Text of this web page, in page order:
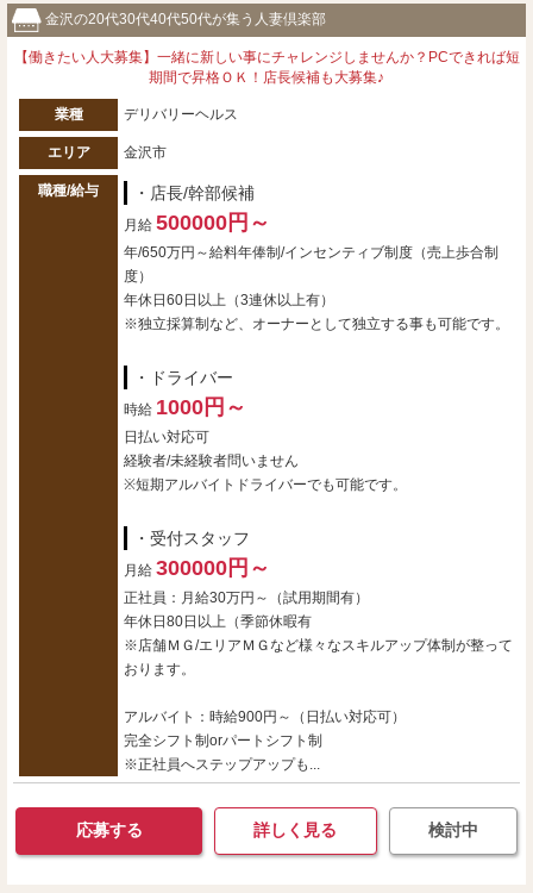
金沢の20代30代40代50代が集う人妻倶楽部
【働きたい人大募集】一緒に新しい事にチャレンジしませんか？PCできれば短
期間で昇格ＯＫ！店長候補も大募集♪
業種 デリバリーヘルス
エリア 金沢市
職種/給与 ・店長/幹部候補
月給 500000円～
年/650万円～給料年俸制/インセンティブ制度（売上歩合制
度）
年休日60日以上（3連休以上有）
※独立採算制など、オーナーとして独立する事も可能です。
・ドライバー
時給 1000円～
日払い対応可
経験者/未経験者問いません
※短期アルバイトドライバーでも可能です。
・受付スタッフ
月給 300000円～
正社員：月給30万円～（試用期間有）
年休日80日以上（季節休暇有
※店舗ＭＧ/エリアＭＧなど様々なスキルアップ体制が整って
おります。
アルバイト：時給900円～（日払い対応可）
完全シフト制orパートシフト制
※正社員へステップアップも...
応募する 詳しく見る 検討中